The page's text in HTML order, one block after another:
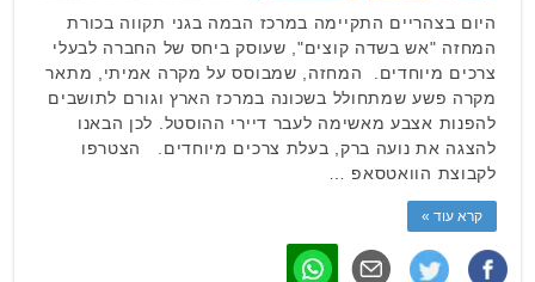
היום בצהריים התקיימה במרכז הבמה בגני תקווה בכורת
המחזה "אש בשדה קוצים", שעוסק ביחס של החברה לבעלי
צרכים מיוחדים. המחזה, שמבוסס על מקרה אמיתי, מתאר
מקרה פשע שמתחולל בשכונה במרכז הארץ וגורם לתושבים
להפנות אצבע מאשימה לעבר דיירי ההוסטל. לכן הבאנו
להצגה את נועה ברק, בעלת צרכים מיוחדים. הצטרפו
לקבוצת הוואטסאפ …
קרא עוד »